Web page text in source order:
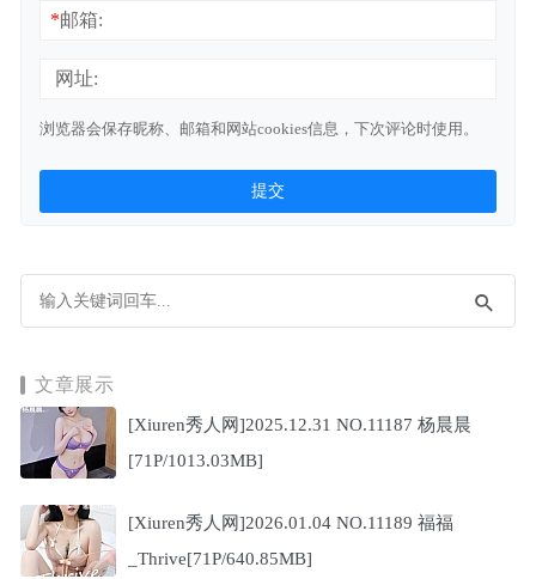
*邮箱:
网址:
浏览器会保存昵称、邮箱和网站cookies信息，下次评论时使用。
文章展示
[Xiuren秀人网]2025.12.31 NO.11187 杨晨晨
[71P/1013.03MB]
[Xiuren秀人网]2026.01.04 NO.11189 福福
_Thrive[71P/640.85MB]